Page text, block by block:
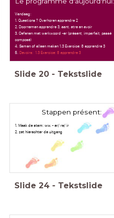
Vandaag:
1. Questions ? Overhoren apprendre 2
2. Doornemen apprendre 3, aant. etre en avoir
3. Oefenen met werkwoord -er (présent, imparfait, passé
composé)
4. Samen of alleen maken 1.3 Exercice: 8 apprendre 3
5.Devoirs: 1.3 Exercice: 8 apprendre 3
Slide 20 - Tekstslide
Stappen présent:
1. Maak de stam: ww. - er/ re/ ir
2. zet hierachter de uitgang
Slide 24 - Tekstslide